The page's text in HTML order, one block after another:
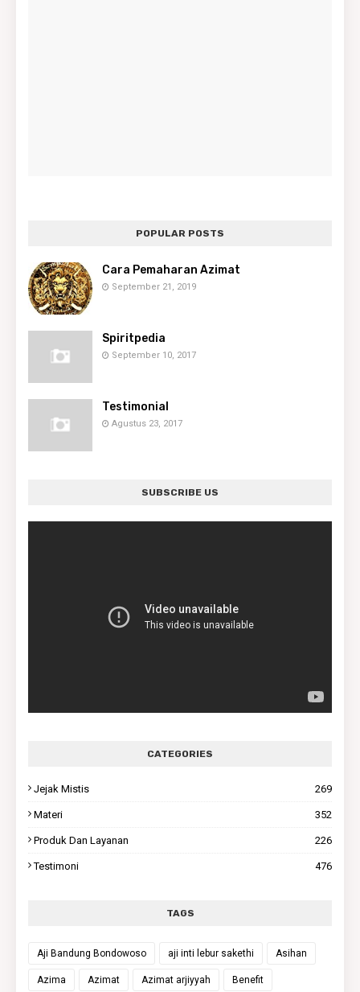
POPULAR POSTS
Cara Pemaharan Azimat
September 21, 2019
Spiritpedia
September 10, 2017
Testimonial
Agustus 23, 2017
SUBSCRIBE US
CATEGORIES
Jejak Mistis 269
Materi 352
Produk Dan Layanan 226
Testimoni 476
TAGS
Aji Bandung Bondowoso aji inti lebur sakethi Asihan
Azima Azimat Azimat arjiyyah Benefit